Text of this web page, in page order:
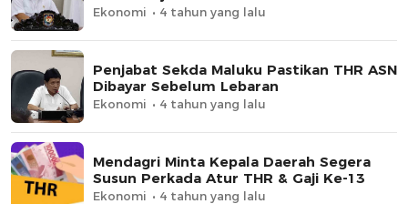
Ekonomi 4 tahun yang lalu
Penjabat Sekda Maluku Pastikan THR ASN
Dibayar Sebelum Lebaran
Ekonomi 4 tahun yang lalu
Mendagri Minta Kepala Daerah Segera
Susun Perkada Atur THR & Gaji Ke-13
Ekonomi 4 tahun yang lalu